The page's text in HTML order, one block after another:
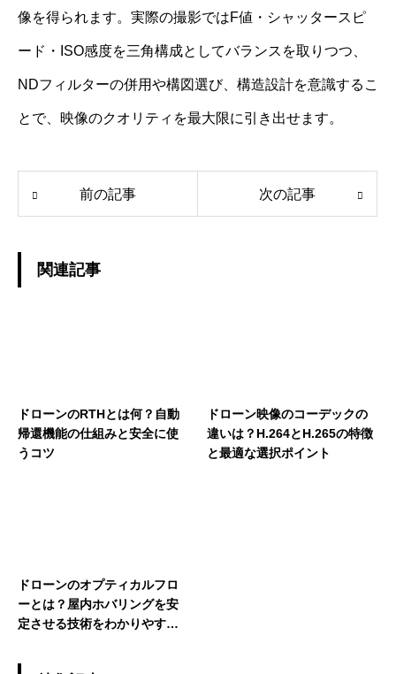
像を得られます。実際の撮影ではF値・シャッタースピ
ード・ISO感度を三角構成としてバランスを取りつつ、
NDフィルターの併用や構図選び、構造設計を意識するこ
とで、映像のクオリティを最大限に引き出せます。
前の記事 次の記事
関連記事
ドローンのRTHとは何？自動
帰還機能の仕組みと安全に使
うコツ
ドローン映像のコーデックの
違いは？H.264とH.265の特徴
と最適な選択ポイント
ドローンのオプティカルフロ
ーとは？屋内ホバリングを安
定させる技術をわかりやすく